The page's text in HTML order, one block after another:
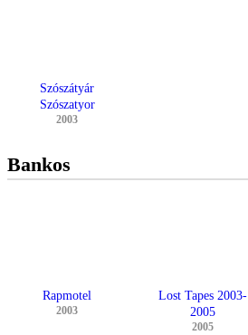
Szószátyár
Szószatyor
2003
Bankos
Rapmotel
2003
Lost Tapes 2003-
2005
2005